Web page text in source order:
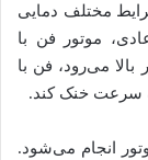
مختلف دمایی
موتور فن با
می‌رود، فن با
سرعت خنک کند.
انجام می‌شود.